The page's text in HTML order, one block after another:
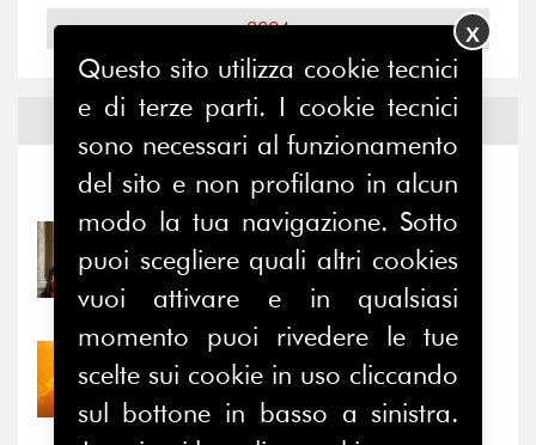
2004
Notizie ed Eventi
Notizie-Eventi
31/07/2026
Prima della pausa estiva,
il valore di...
30/07/2026
Nove anni dopo la
“grande cecità”: la...
Questo sito utilizza cookie tecnici
e di terze parti. I cookie tecnici
sono necessari al funzionamento
del sito e non profilano in alcun
modo la tua navigazione. Sotto
puoi scegliere quali altri cookies
vuoi attivare e in qualsiasi
momento puoi rivedere le tue
scelte sui cookie in uso cliccando
sul bottone in basso a sinistra.
X